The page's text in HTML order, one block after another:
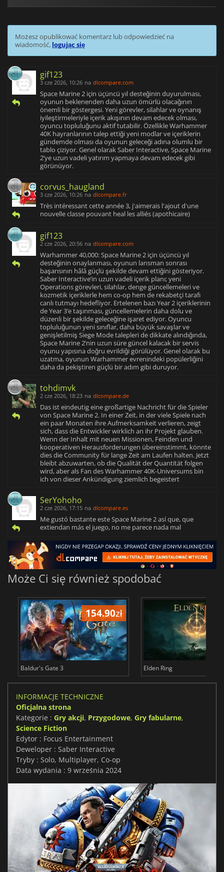
Możesz opublikować komentarz lub odpowiedzieć na
wiadomość, logując się
gif123
3 cze 2026, 10:26 na dlcompare.com
Space Marine 2 için üçüncü yıl desteğinin duyurulması,
oyunun beklenenden daha uzun ömürlü olacağının
önemli bir göstergesi. Yeni görevler, silahlar ve oynanış
iyileştirmeleriyle içerik akışının devam edecek olması,
oyuncu topluluğunu aktif tutabilir. Özellikle Warhammer
40K hayranlarının talep ettiği yeni modlar ve içeriklerin
gündemde olması da oyunun geleceği adına olumlu bir
tablo çiziyor. Genel olarak Saber Interactive, Space Marine
2’ye uzun vadeli yatırım yapmaya devam edecek gibi
görünüyor.
corvus_haugland
3 cze 2026, 10:26 na dlcompare.fr
Très intéressant cette année 3, j'aimerais l'ajout d'une
nouvelle classe pouvant heal les alliés (apothicaire)
gif123
2 cze 2026, 20:56 na dlcompare.com
Warhammer 40,000: Space Marine 2 için üçüncü yıl
desteğinin onaylanması, oyunun lansman sonrası
başarısının hâlâ güçlü şekilde devam ettiğini gösteriyor.
Saber Interactive’in uzun vadeli içerik planı; yeni
Operations görevleri, silahlar, denge güncellemeleri ve
kozmetik içeriklerle hem co-op hem de rekabetçi tarafı
canlı tutmayı hedefliyor. Ertelenen bazı Year 2 içeriklerinin
de Year 3’e taşınması, güncellemelerin daha dolu ve
düzenli bir şekilde geleceğine işaret ediyor. Oyuncu
topluluğunun yeni sınıflar, daha büyük savaşlar ve
genişletilmiş Siege Mode talepleri de dikkate alındığında,
Space Marine 2’nin uzun süre güncel kalacak bir servis
oyunu yapısına doğru evrildiği görülüyor. Genel olarak bu
uzatma, oyunun Warhammer evrenindeki popülerliğini
daha da pekiştiren güçlü bir adım gibi duruyor.
tohdimvk
2 cze 2026, 18:23 na dlcompare.de
Das ist eindeutig eine großartige Nachricht für die Spieler
von Space Marine 2. In einer Zeit, in der viele Spiele nach
ein paar Monaten ihre Aufmerksamkeit verlieren, zeigt
sich, dass die Entwickler wirklich an ihr Projekt glauben.
Wenn der Inhalt mit neuen Missionen, Feinden und
kooperativen Herausforderungen übereinstimmt, könnte
dies die Community für lange Zeit am Laufen halten. Jetzt
bleibt abzuwarten, ob die Qualität der Quantität folgen
wird, aber als Fan des Warhammer 40K-Universums bin
ich von dieser Ankündigung ziemlich begeistert
SerYohoho
2 cze 2026, 17:15 na dlcompare.es
Me gustó bastante este Space Marine 2 así que, que
extiendan más el juego, no me parece nada mal
Może Ci się również spodobać
154.90zł
Baldur's Gate 3 Elden Ring
INFORMACJE TECHNICZNE
Oficjalna strona
Kategorie : Gry akcji, Przygodowe, Gry fabularne,
Science Fiction
Edytor : Focus Entertainment
Deweloper : Saber Interactive
Tryby : Solo, Multiplayer, Co-op
Data wydania : 9 września 2024